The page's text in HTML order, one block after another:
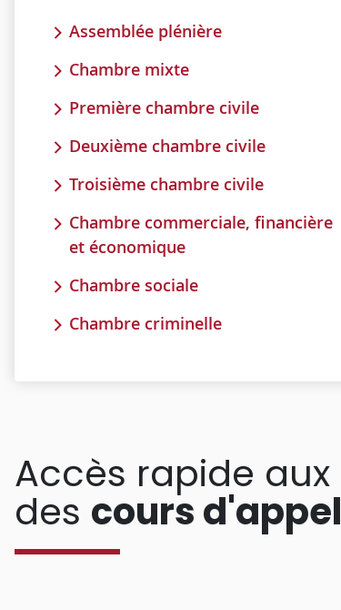
Assemblée plénière
Chambre mixte
Première chambre civile
Deuxième chambre civile
Troisième chambre civile
Chambre commerciale, financière
et économique
Chambre sociale
Chambre criminelle
Accès rapide
des cours d'appel